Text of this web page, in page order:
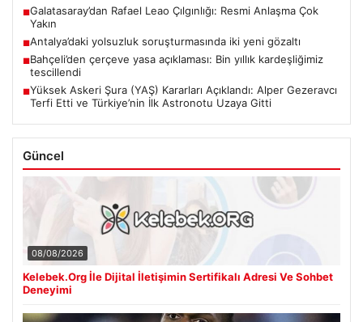
■Galatasaray’dan Rafael Leao Çılgınlığı: Resmi Anlaşma Çok
Yakın
■Antalya’daki yolsuzluk soruşturmasında iki yeni gözaltı
■Bahçeli’den çerçeve yasa açıklaması: Bin yıllık kardeşliğimiz
tescillendi
■Yüksek Askeri Şura (YAŞ) Kararları Açıklandı: Alper Gezeravcı
Terfi Etti ve Türkiye’nin İlk Astronotu Uzaya Gitti
Güncel
08/08/2026
Kelebek.Org İle Dijital İletişimin Sertifikalı Adresi Ve Sohbet
Deneyimi